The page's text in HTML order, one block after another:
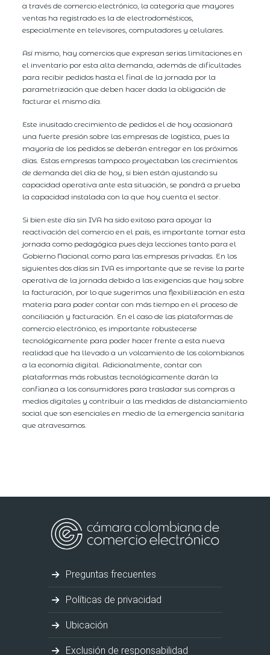
a través de comercio electrónico, la categoría que mayores
ventas ha registrado es la de electrodomésticos,
especialmente en televisores, computadores y celulares.
Así mismo, hay comercios que expresan serias limitaciones en
el inventario por esta alta demanda, además de dificultades
para recibir pedidos hasta el final de la jornada por la
parametrización que deben hacer dada la obligación de
facturar el mismo día.
Este inusitado crecimiento de pedidos el de hoy ocasionará
una fuerte presión sobre las empresas de logística, pues la
mayoría de los pedidos se deberán entregar en los próximos
días. Estas empresas tampoco proyectaban los crecimientos
de demanda del día de hoy, si bien están ajustando su
capacidad operativa ante esta situación, se pondrá a prueba
la capacidad instalada con la que hoy cuenta el sector.
Si bien este día sin IVA ha sido exitoso para apoyar la
reactivación del comercio en el país, es importante tomar esta
jornada como pedagógica pues deja lecciones tanto para el
Gobierno Nacional como para las empresas privadas. En los
siguientes dos días sin IVA es importante que se revise la parte
operativa de la jornada debido a las exigencias que hay sobre
la facturación, por lo que sugerimos una flexibilización en esta
materia para poder contar con más tiempo en el proceso de
conciliación y facturación. En el caso de las plataformas de
comercio electrónico, es importante robustecerse
tecnológicamente para poder hacer frente a esta nueva
realidad que ha llevado a un volcamiento de los colombianos
a la economía digital. Adicionalmente, contar con
plataformas más robustas tecnológicamente darán la
confianza a los consumidores para trasladar sus compras a
medios digitales y contribuir a las medidas de distanciamiento
social que son esenciales en medio de la emergencia sanitaria
que atravesamos.
Preguntas frecuentes
Políticas de privacidad
Ubicación
Exclusión de responsabilidad